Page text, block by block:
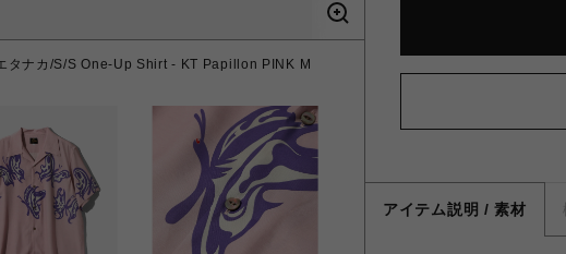
タナカ/S/S One-Up Shirt - KT Papillon PINK M
アイテム説明 / 素材